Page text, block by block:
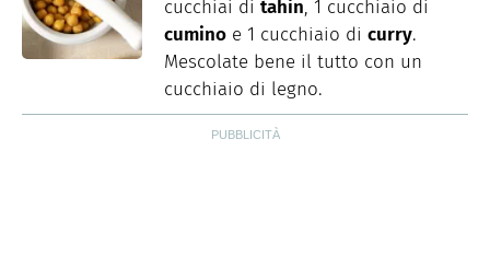
cucchiai di tahin, 1 cucchiaio di
cumino e 1 cucchiaio di curry.
Mescolate bene il tutto con un
cucchiaio di legno.